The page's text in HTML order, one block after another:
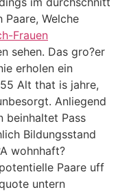
Paare, Welche
Frauen
sehen. Das gro?er
erholen ein
Alt that is jahre,
Anliegend
beinhaltet Pass
Bildungsstand
wohnhaft?
Paare uff
untern